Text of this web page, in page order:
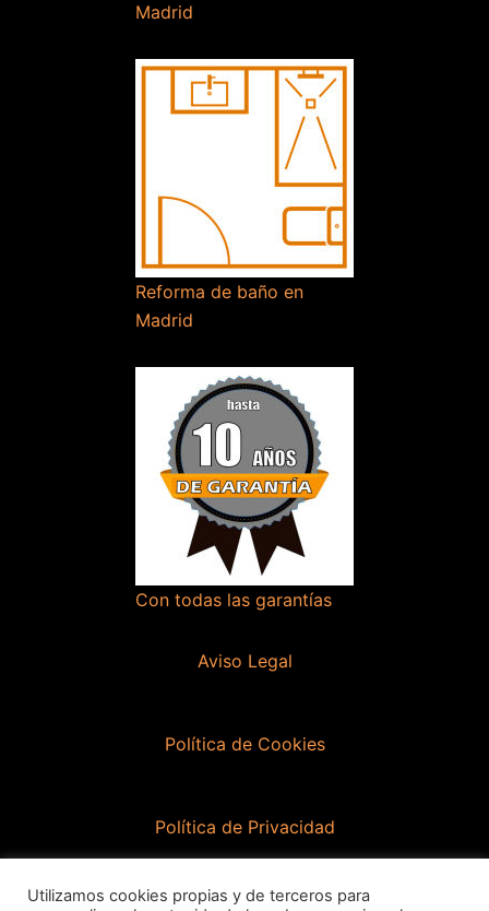
Madrid
Reforma de baño en
Madrid
Con todas las garantías
Aviso Legal
Política de Cookies
Política de Privacidad
Utilizamos cookies propias y de terceros para